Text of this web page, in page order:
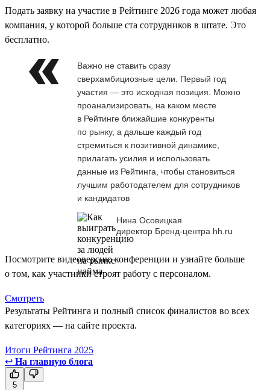
Подать заявку на участие в Рейтинге 2026 года может любая
компания, у которой больше ста сотрудников в штате. Это
бесплатно.
Важно не ставить сразу
сверхамбициозные цели. Первый год
участия — это исходная позиция. Можно
проанализировать, на каком месте
в Рейтинге ближайшие конкуренты
по рынку, а дальше каждый год
стремиться к позитивной динамике,
прилагать усилия и использовать
данные из Рейтинга, чтобы становиться
лучшим работодателем для сотрудников
и кандидатов
Нина Осовицкая
директор Бренд-центра hh.ru
Посмотрите видеоверсию конференции и узнайте больше
о том, как участники строят работу с персоналом.
Смотреть
Результаты Рейтинга и полный список финалистов во всех
категориях — на сайте проекта.
Итоги Рейтинга 2025
↩ На главную блога
5